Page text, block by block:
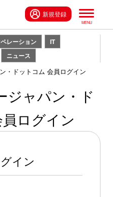
新規登録
レーション
IT
ニュース
・ドットコム 会員ログイン
ジャパン・ド
ログイン
イン